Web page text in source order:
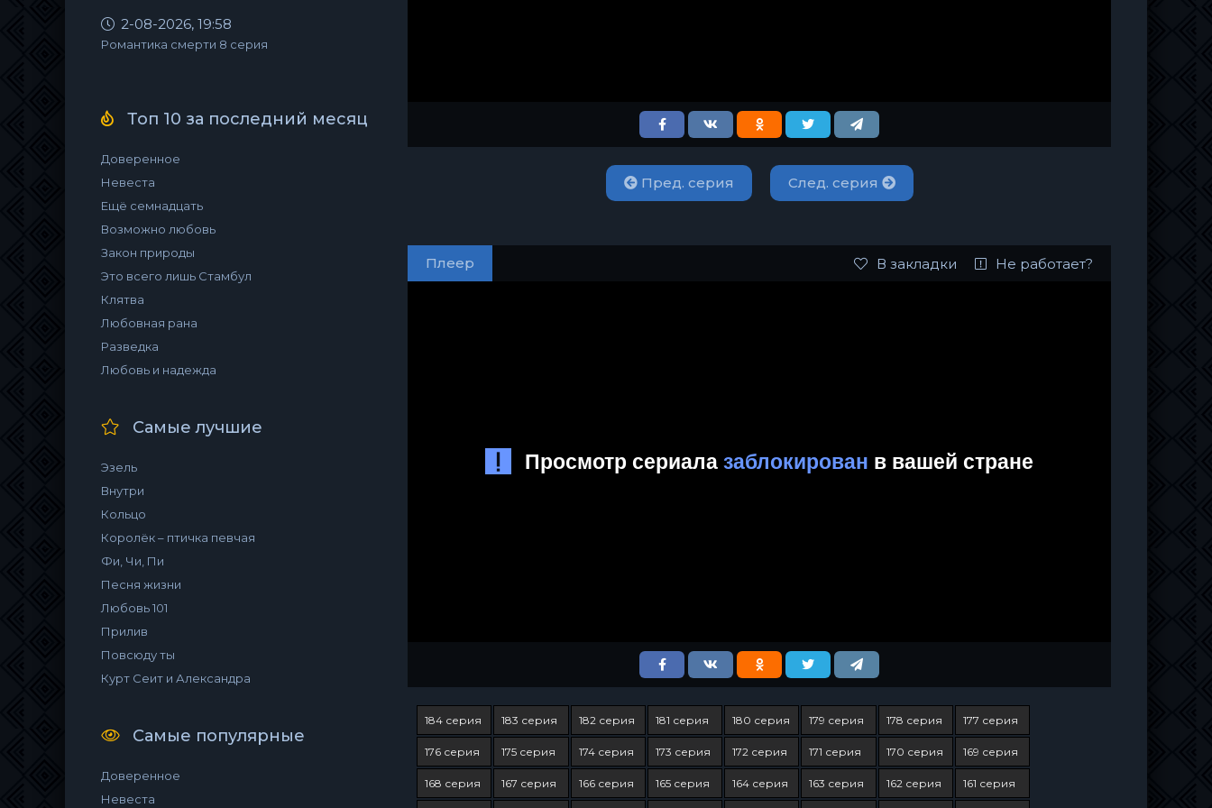
2-08-2026, 19:58
Романтика смерти 8 серия
Топ 10 за последний месяц
Доверенное
Невеста
Ещё семнадцать
Возможно любовь
Закон природы
Это всего лишь Стамбул
Клятва
Любовная рана
Разведка
Любовь и надежда
Самые лучшие
Эзель
Внутри
Кольцо
Королёк – птичка певчая
Фи, Чи, Пи
Песня жизни
Любовь 101
Прилив
Повсюду ты
Курт Сеит и Александра
Самые популярные
Доверенное
Невеста
Пред. серия След. серия
Плеер В закладки Не работает?
184 серия 183 серия 182 серия 181 серия 180 серия 179 серия 178 серия 177 серия
176 серия 175 серия 174 серия 173 серия 172 серия 171 серия 170 серия 169 серия
168 серия 167 серия 166 серия 165 серия 164 серия 163 серия 162 серия 161 серия